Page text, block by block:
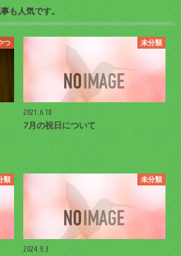
も人気です。
つ 未分類
2021.6.18
7月の祝日について
類 未分類
2024.9.3